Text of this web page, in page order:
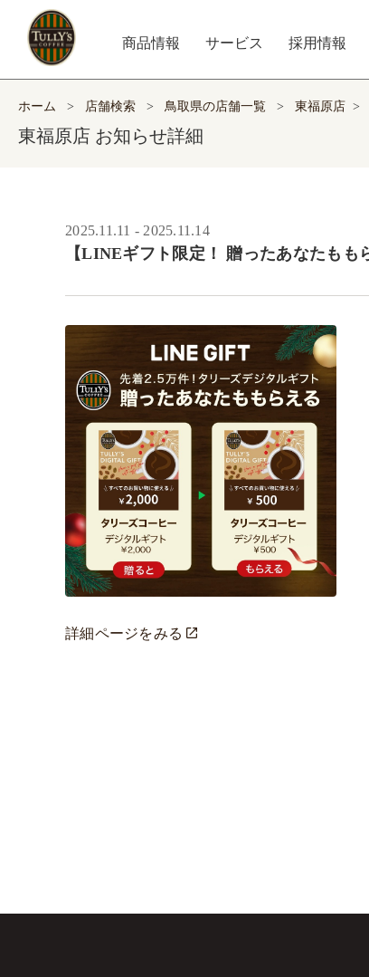
商品情報 サービス 採用情報
ホーム > 店舗検索 > 鳥取県の店舗一覧 > 東福原店 >
東福原店 お知らせ詳細
2025.11.11 - 2025.11.14
【LINEギフト限定！ 贈ったあなたもも
詳細ページをみる